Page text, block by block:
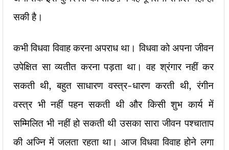
सकी है।
कभी विधवा विवाह करना अपराध था। विधवा को अपना जीवन
उपेक्षित सा व्यतीत करना पड़ता था। वह श्रंगार नहीं कर
सकती थी, बहुत साधारण वस्त्र-धारण करती थी, रंगीन
वस्त्र भी नहीं पहन सकती थी और किसी शुभ कार्य में
सम्मिलित भी नहीं हो सकती थी उसका सारा जीवन पश्चाताप
की अज्नि में जलता रहता था। आज विधवा विवाह होने लगा